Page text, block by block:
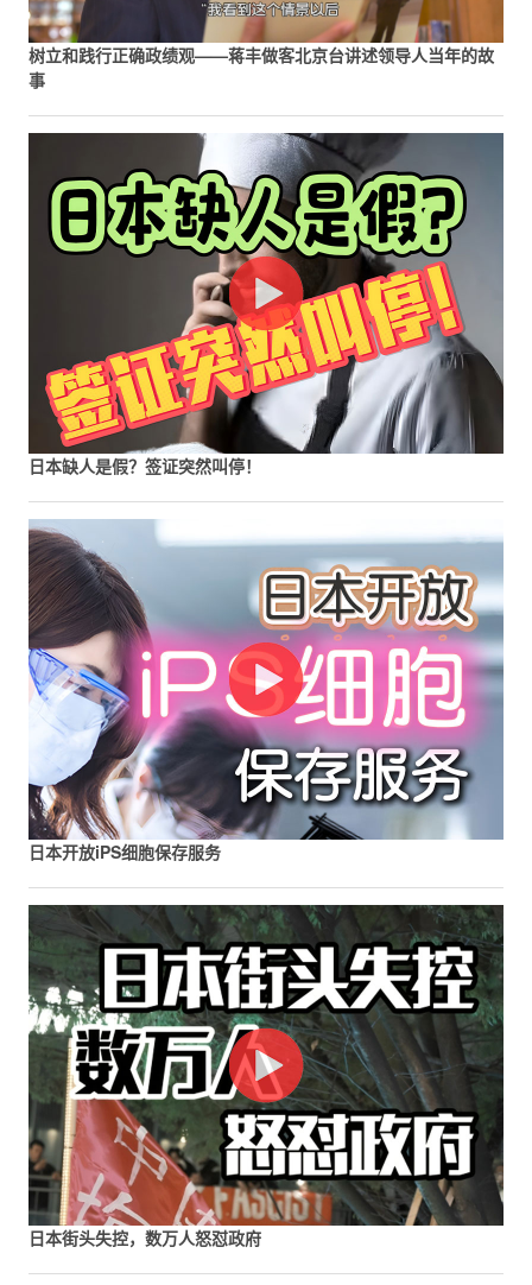
树立和践行正确政绩观——蒋丰做客北京台讲述领导人当年的故
事
日本缺人是假？签证突然叫停！
日本开放iPS细胞保存服务
日本街头失控，数万人怒怼政府